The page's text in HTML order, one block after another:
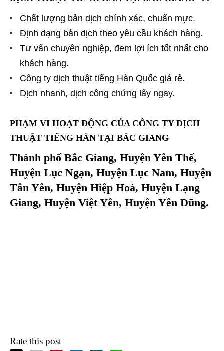
Chất lượng bản dịch chính xác, chuẩn mực.
Định dạng bản dịch theo yêu cầu khách hàng.
Tư vấn chuyên nghiệp, đem lợi ích tốt nhất cho
khách hàng.
Công ty dịch thuật tiếng Hàn Quốc giá rẻ.
Dịch nhanh, dịch công chứng lấy ngay.
PHẠM VI HOẠT ĐỘNG CỦA CÔNG TY DỊCH
THUẬT TIẾNG HÀN TẠI BẮC GIANG
Thành phố Bắc Giang, Huyện Yên Thế,
Huyện Lục Ngạn, Huyện Lục Nam, Huyện
Tân Yên, Huyện Hiệp Hoà, Huyện Lạng
Giang, Huyện Việt Yên, Huyện Yên Dũng.
Rate this post